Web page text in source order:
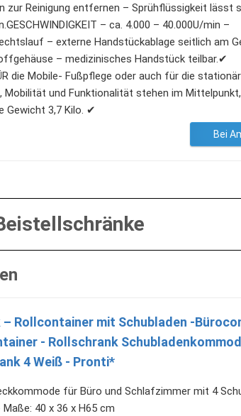
zur Reinigung entfernen – Sprühflüssigkeit lässt
– ca. 4.000 – 40.000U/min –
– externe Handstückablage seitlich am
– medizinisches Handstück teilbar.✔
die Mobile- Fußpflege oder auch für die
Mobilität und Funktionalität stehen im
Gewicht 3,7 Kilo. ✔
Bei
– Rollcontainer mit Schubladen -
- Rollschrank
4 Weiß - Pronti*
für Büro und Schlafzimmer mit 4
40 x 36 x H65 cm